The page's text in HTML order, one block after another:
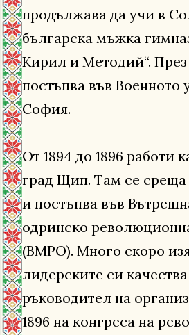
продължава да учи в
българска мъжка
Кирил и Методий“. През
постъпва във Военното
София.
От 1894 до 1896 работи
град Щип. Там се среща
и постъпва във
одринско
(ВМРО). Много скоро
лидерските си
ръководител на
1896 на конгреса на